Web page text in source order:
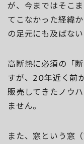
が、今まではそこ
てこなかった経緯
の足元にも及ばない
高断熱に必須の「
すが、20年近く前
販売してきたノウ
ません。
また、窓という窓